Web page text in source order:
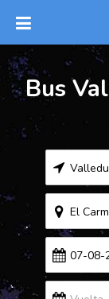
Bus